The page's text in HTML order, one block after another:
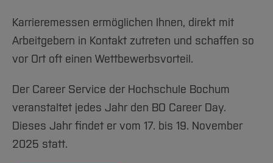
Karrieremessen ermöglichen Ihnen, direkt mit
Arbeitgebern in Kontakt zutreten und schaffen so
vor Ort oft einen Wettbewerbsvorteil.
Der Career Service der Hochschule Bochum
veranstaltet jedes Jahr den BO Career Day.
Dieses Jahr findet er vom 17. bis 19. November
2025 statt.